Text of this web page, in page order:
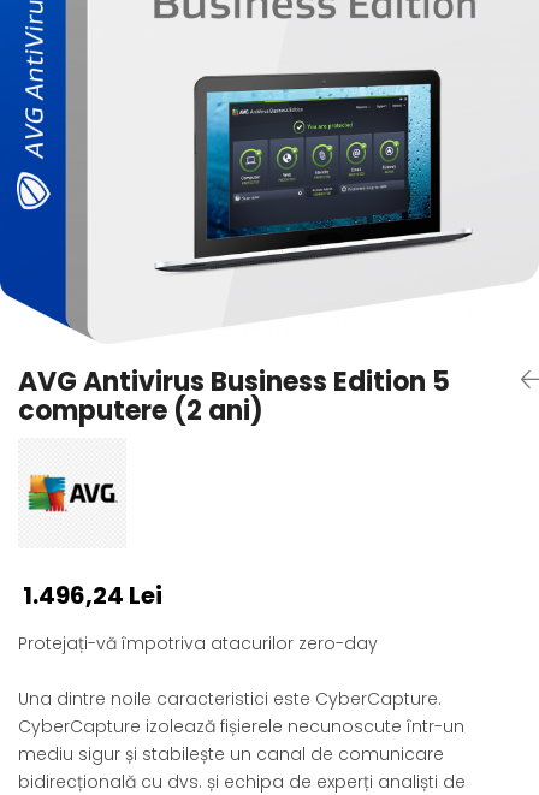
AVAST Driver Updater
AVAST SecureLine VPN
AVAST AntiTrack Premium
AVG Antivirus Business Edition 5
computere (2 ani)
1.496,24 Lei
Protejați-vă împotriva atacurilor zero-day
Una dintre noile caracteristici este CyberCapture.
CyberCapture izolează fișierele necunoscute într-un
mediu sigur și stabilește un canal de comunicare
bidirecțională cu dvs. și echipa de experți analiști de